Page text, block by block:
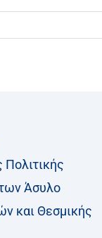
Άσυλο
και Θεσμικής